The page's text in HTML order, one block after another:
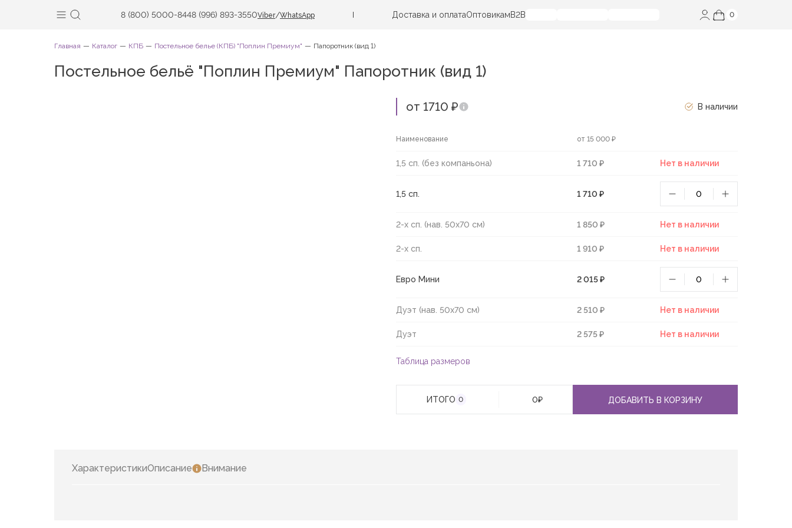
8 (800) 5000-8448 (996) 893-3550Viber/WhatsApp Доставка и оплатаОптовикамB2B 0
Главная Каталог КПБ Постельное белье (КПБ) "Поплин Премиум" Папоротник (вид 1)
Постельное бельё "Поплин Премиум" Папоротник (вид 1)
от 1710 ₽ В наличии
Наименование от 15 000 ₽
1,5 сп. (без компаньона) 1 710 ₽ Нет в наличии
1,5 сп. 1 710 ₽
2-х сп. (нав. 50х70 см) 1 850 ₽ Нет в наличии
2-х сп. 1 910 ₽ Нет в наличии
Евро Мини 2 015 ₽
Дуэт (нав. 50х70 см) 2 510 ₽ Нет в наличии
Дуэт 2 575 ₽ Нет в наличии
Таблица размеров
ИТОГО 0 0₽ ДОБАВИТЬ В КОРЗИНУ
ХарактеристикиОписание Внимание